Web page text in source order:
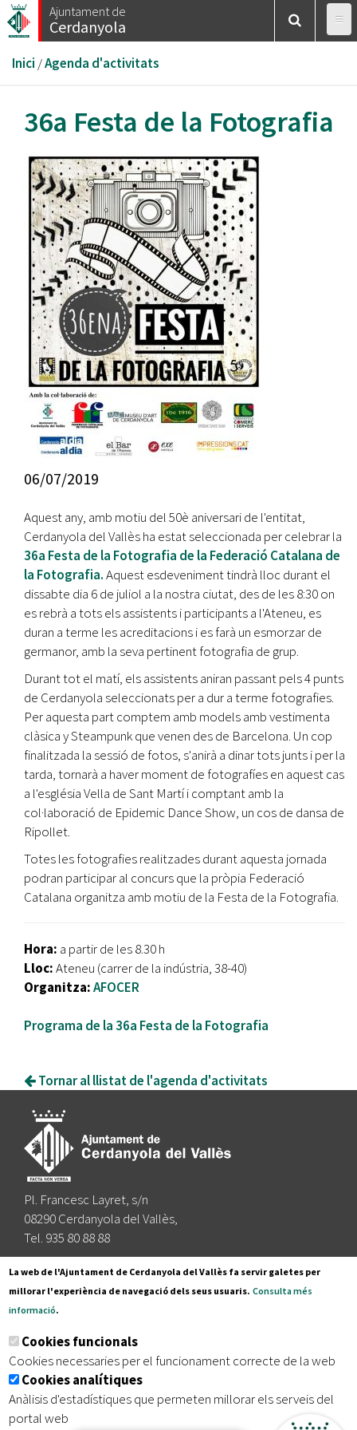
Vés
al
Ajuntament de
Cerdanyola
Esteu
aquí
Inici /Agenda d'activitats
36a Festa de la Fotografia
06/07/2019
Aquest any, amb motiu del 50è aniversari de l'entitat,
Cerdanyola del Vallès ha estat seleccionada per celebrar la
36a Festa de la Fotografia de la Federació Catalana de
la Fotografia.Aquest esdeveniment tindrà lloc durant el
dissabte dia 6 de juliol a la nostra ciutat, des de les 8:30 on
es rebrà a tots els assistents i participants a l'Ateneu, es
duran a terme les acreditacions i es farà un esmorzar de
germanor, amb la seva pertinent fotografia de grup.
Durant tot el matí, els assistents aniran passant pels 4 punts
de Cerdanyola seleccionats per a dur a terme fotografies.
Per aquesta part comptem amb models amb vestimenta
clàsica y Steampunk que venen des de Barcelona. Un cop
finalitzada la sessió de fotos, s'anirà a dinar tots junts i per la
tarda, tornarà a haver moment de fotografíes en aquest cas
a l'església Vella de Sant Martí i comptant amb la
col·laboració de Epidemic Dance Show, un cos de dansa de
Ripollet.
Totes les fotografies realitzades durant aquesta jornada
podran participar al concurs que la pròpia Federació
Catalana organitza amb motiu de la Festa de la Fotografia.
Hora: a partir de les 8.30 h
Lloc:Ateneu (carrer de la indústria, 38-40)
Organitza:AFOCER
Programa de la 36a Festa de la Fotografia
Tornar al llistat de l'agenda d'activitats
Pl. Francesc Layret, s/n
08290 Cerdanyola del Vallès,
Tel. 935 80 88 88
Segueix-nos a:
Subscriu-te al nostre butlletí
Inici | Avís legal | Protecció de dades
| Accessibilitat
La web de l'Ajuntament de Cerdanyola del Vallès fa servir galetes per
millorar l'experiència de navegació dels seus usuaris. Consulta més
informació.
Cookies funcionals
Cookies necessaries per el funcionament correcte de la web
Cookies analítiques
Anàlisis d'estadístiques que permeten millorar els serveis del
portal web